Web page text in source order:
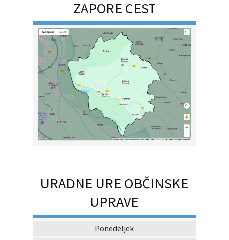
ZAPORE CEST
URADNE URE OBČINSKE
UPRAVE
Ponedeljek